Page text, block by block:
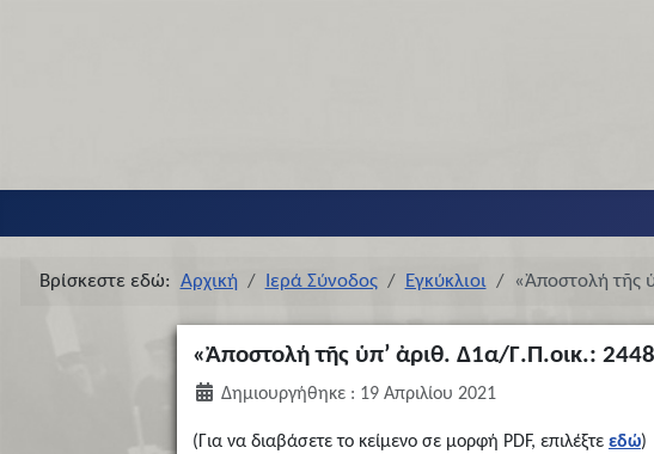
Βρίσκεστε εδώ: Αρχική Ιερά Σύνοδος Εγκύκλιοι «Ἀποστολή τῆς
«Ἀποστολή τῆς ὑπ’ ἀριθ. Δ1α/Γ.Π.οικ.:
Δημιουργήθηκε : 19 Απριλίου 2021
(Για να διαβάσετε το κείμενο σε μορφή PDF, επιλέξτε εδώ)